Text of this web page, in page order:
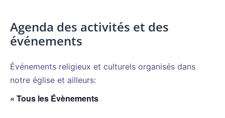
Agenda des activités et des
événements
Événements religieux et culturels organisés dans
notre église et ailleurs:
« Tous les Évènements